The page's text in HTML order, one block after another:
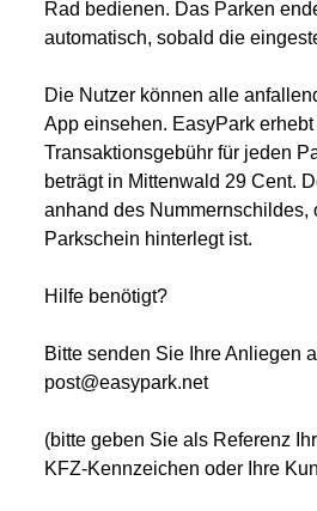
Rad bedienen. Das Parken
automatisch, sobald die
Die Nutzer können alle
App einsehen. EasyPark
Transaktionsgebühr für jeden
beträgt in Mittenwald 29 Cent.
anhand des Nummernschildes,
Parkschein hinterlegt ist.
Hilfe benötigt?
Bitte senden Sie Ihre Anliegen
post@easypark.net
(bitte geben Sie als Referenz
KFZ-Kennzeichen oder Ihre